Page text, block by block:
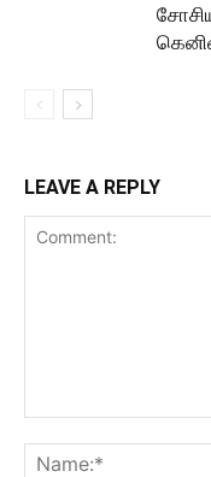
LEAVE A REPLY